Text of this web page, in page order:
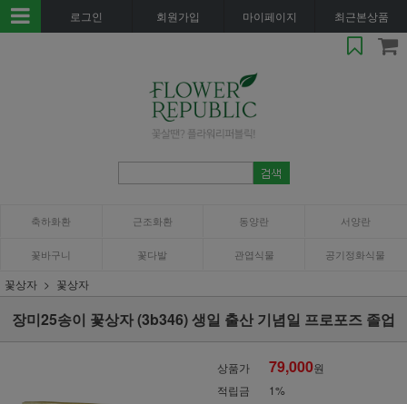
로그인 회원가입 마이페이지 최근본상품
축하화환 근조화환 동양란 서양란
꽃바구니 꽃다발 관엽식물 공기정화식물
꽃상자 꽃상자
장미25송이 꽃상자 (3b346) 생일 출산 기념일 프로포즈 졸업
상품가 79,000원
적립금
1%